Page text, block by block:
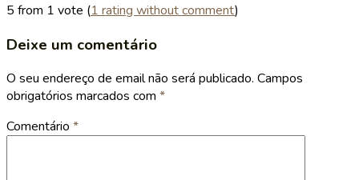
5 from 1 vote (1 rating without comment)
Deixe um comentário
O seu endereço de email não será publicado. Campos
obrigatórios marcados com *
Comentário *